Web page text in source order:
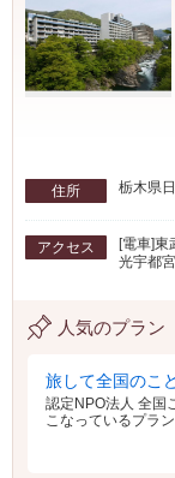
住所 栃木県
アクセス
[電車]東
光宇都
人気のプラン
旅して全国のこ
認定NPO法人 全国
こなっているプラン